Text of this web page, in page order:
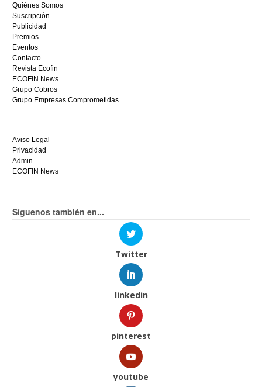
hoy
mismo.
Quiénes Somos
Suscripción
Publicidad
Premios
Eventos
Contacto
Revista Ecofin
ECOFIN News
Grupo Cobros
Grupo Empresas Comprometidas
Aviso Legal
Privacidad
Admin
ECOFIN News
Síguenos también en...
Twitter
linkedin
pinterest
youtube